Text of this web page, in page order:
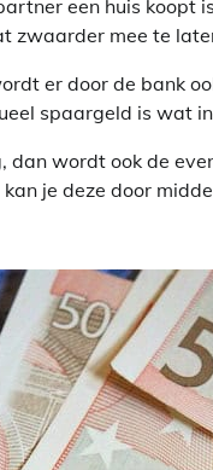
een huis koopt
zwaarder mee te
er door de bank
spaargeld is wat
dan wordt ook de
je deze door